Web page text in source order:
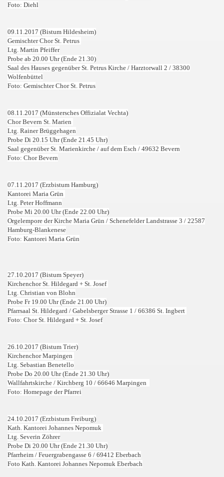
Foto: Diehl
09.11.2017 (Bistum Hildesheim)
Gemischter Chor St. Petrus
Ltg. Martin Pfeiffer
Probe ab 20.00 Uhr (Ende 21.30)
Saal des Hauses gegenüber St. Petrus Kirche / Harztorwall 2 / 38300
Wolfenbüttel
Foto: Gemischter Chor St. Petrus
08.11.2017 (Münstersches Offizialat Vechta)
Chor Bevern St. Marien
Ltg. Rainer Brüggehagen
Probe Di 20.15 Uhr (Ende 21.45 Uhr)
Saal gegenüber St. Marienkirche / auf dem Esch / 49632 Bevern
Foto: Chor Bevern
07.11.2017 (Erzbistum Hamburg)
Kantorei Maria Grün
Ltg. Peter Hoffmann
Probe Mi 20.00 Uhr (Ende 22.00 Uhr)
Orgelempore der Kirche Maria Grün / Schenefelder Landstrasse 3 / 22587
Hamburg-Blankenese
Foto: Kantorei Maria Grün
27.10.2017 (Bistum Speyer)
Kirchenchor St. Hildegard + St. Josef
Ltg. Christian von Blohn
Probe Fr 19.00 Uhr (Ende 21.00 Uhr)
Pfarrsaal St. Hildegard / Gabelsberger Strasse 1 / 66386 St. Ingbert
Foto: Chor St. Hildegard + St. Josef
26.10.2017 (Bistum Trier)
Kirchenchor Marpingen
Ltg. Sebastian Benetello
Probe Do 20.00 Uhr (Ende 21.30 Uhr)
Wallfahrtskirche / Kirchberg 10 / 66646 Marpingen
Foto: Homepage der Pfarrei
24.10.2017 (Erzbistum Freiburg)
Kath. Kantorei Johannes Nepomuk
Ltg. Severin Zöhrer
Probe Di 20.00 Uhr (Ende 21.30 Uhr)
Pfarrheim / Feuergrabengasse 6 / 69412 Eberbach
Foto Kath. Kantorei Johannes Nepomuk Eberbach